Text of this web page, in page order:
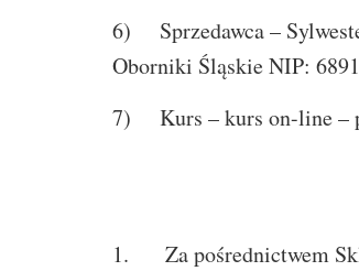
6) Sprzedawca –
Oborniki Śląskie NIP:
7) Kurs – kurs on-line –
1. Za pośrednictwem